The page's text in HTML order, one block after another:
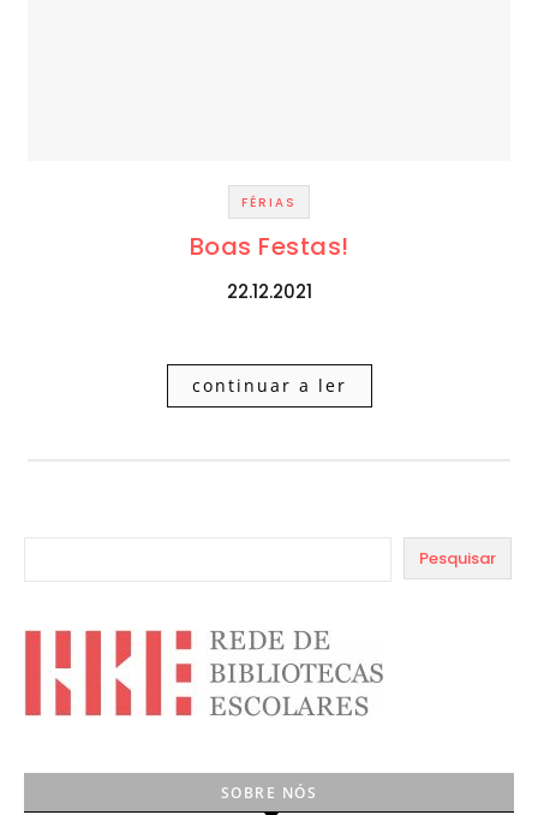
FÉRIAS
Boas Festas!
22.12.2021
continuar a ler
Pesquisar
SOBRE NÓS